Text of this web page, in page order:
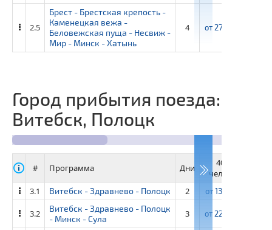
2.5
Брест - Брестская крепость -
Каменецкая вежа -
Беловежская пуща - Несвиж -
Мир - Минск - Хатынь
4 от27 950 ₽
Город прибытия поезда:
Витебск, Полоцк
# Программа Дни
40+4
человек
3.1
Витебск - Здравнево - Полоцк 2 от13 350 ₽
3.2
Витебск - Здравнево - Полоцк
- Минск - Сула
3 от22 750 ₽